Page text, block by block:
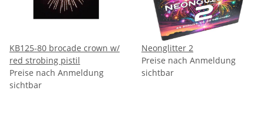
KB125-80 brocade crown w/
red strobing pistil
Preise nach Anmeldung
sichtbar
Neonglitter 2
Preise nach Anmeldung
sichtbar